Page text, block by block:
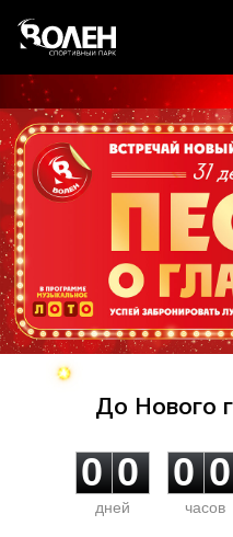
До Нового
0
0
0
0
дней
0
0
0
0
часов